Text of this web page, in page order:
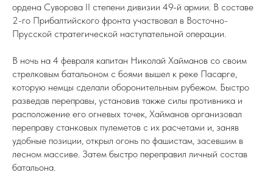
ордена Суворова II степени дивизии 49-й армии. В составе
2-го Прибалтийского фронта участвовал в Восточно-
Прусской стратегической наступательной операции.
В ночь на 4 февраля капитан Николай Хайманов со своим
стрелковым батальоном с боями вышел к реке Пасарге,
которую немцы сделали оборонительным рубежом. Быстро
разведав переправы, установив также силы противника и
расположение его огневых точек, Хайманов организовал
переправу станковых пулеметов с их расчетами и, заняв
удобные позиции, открыл огонь по фашистам, засевшим в
лесном массиве. Затем быстро переправил личный состав
батальона.